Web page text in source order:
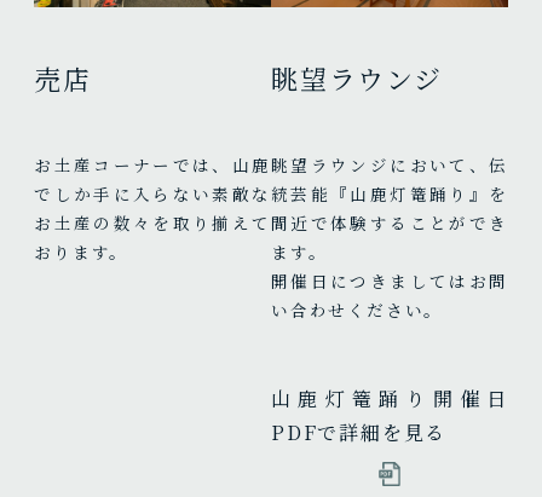
売店
お土産コーナーでは、山鹿
でしか手に入らない素敵な
お土産の数々を取り揃えて
おります。
眺望ラウンジ
眺望ラウンジにおいて、伝
統芸能『山鹿灯篭踊り』を
間近で体験することができ
ます。
開催日につきましてはお問
い合わせください。
山鹿灯篭踊り開催日
PDFで詳細を見る